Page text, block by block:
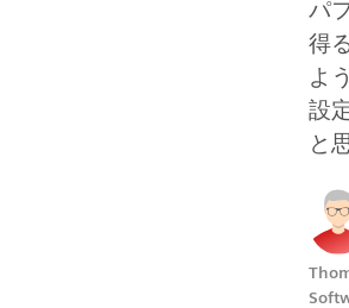
パ
得
よ
設
と